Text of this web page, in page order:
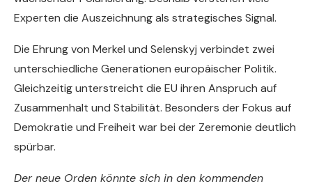
Experten die Auszeichnung als strategisches Signal.
Die Ehrung von Merkel und Selenskyj verbindet zwei
unterschiedliche Generationen europäischer Politik.
Gleichzeitig unterstreicht die EU ihren Anspruch auf
Zusammenhalt und Stabilität. Besonders der Fokus auf
Demokratie und Freiheit war bei der Zeremonie deutlich
spürbar.
Der neue Orden könnte sich in den kommenden